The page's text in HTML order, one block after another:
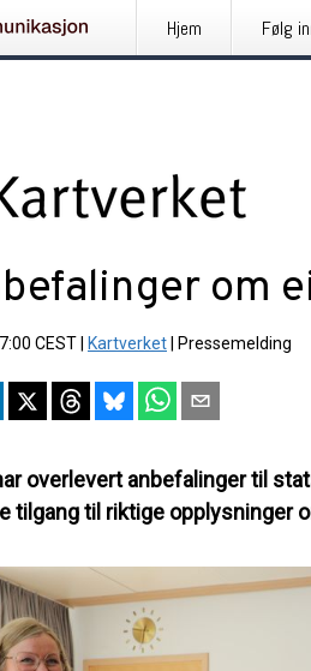
Hjem Følg
om
CEST Kartverket Pressemelding
overlevert anbefalinger til
tilgang til riktige opplysninger